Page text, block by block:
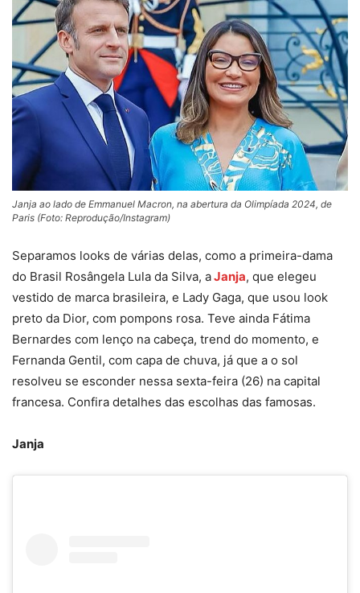
Janja ao lado de Emmanuel Macron, na abertura da Olimpíada 2024, de
Paris (Foto: Reprodução/Instagram)
Separamos looks de várias delas, como a primeira-dama
do Brasil Rosângela Lula da Silva, aJanja, que elegeu
vestido de marca brasileira, e Lady Gaga, que usou look
preto da Dior, com pompons rosa. Teve ainda Fátima
Bernardes com lenço na cabeça, trend do momento, e
Fernanda Gentil, com capa de chuva, já que a o sol
resolveu se esconder nessa sexta-feira (26) na capital
francesa. Confira detalhes das escolhas das famosas.
Janja